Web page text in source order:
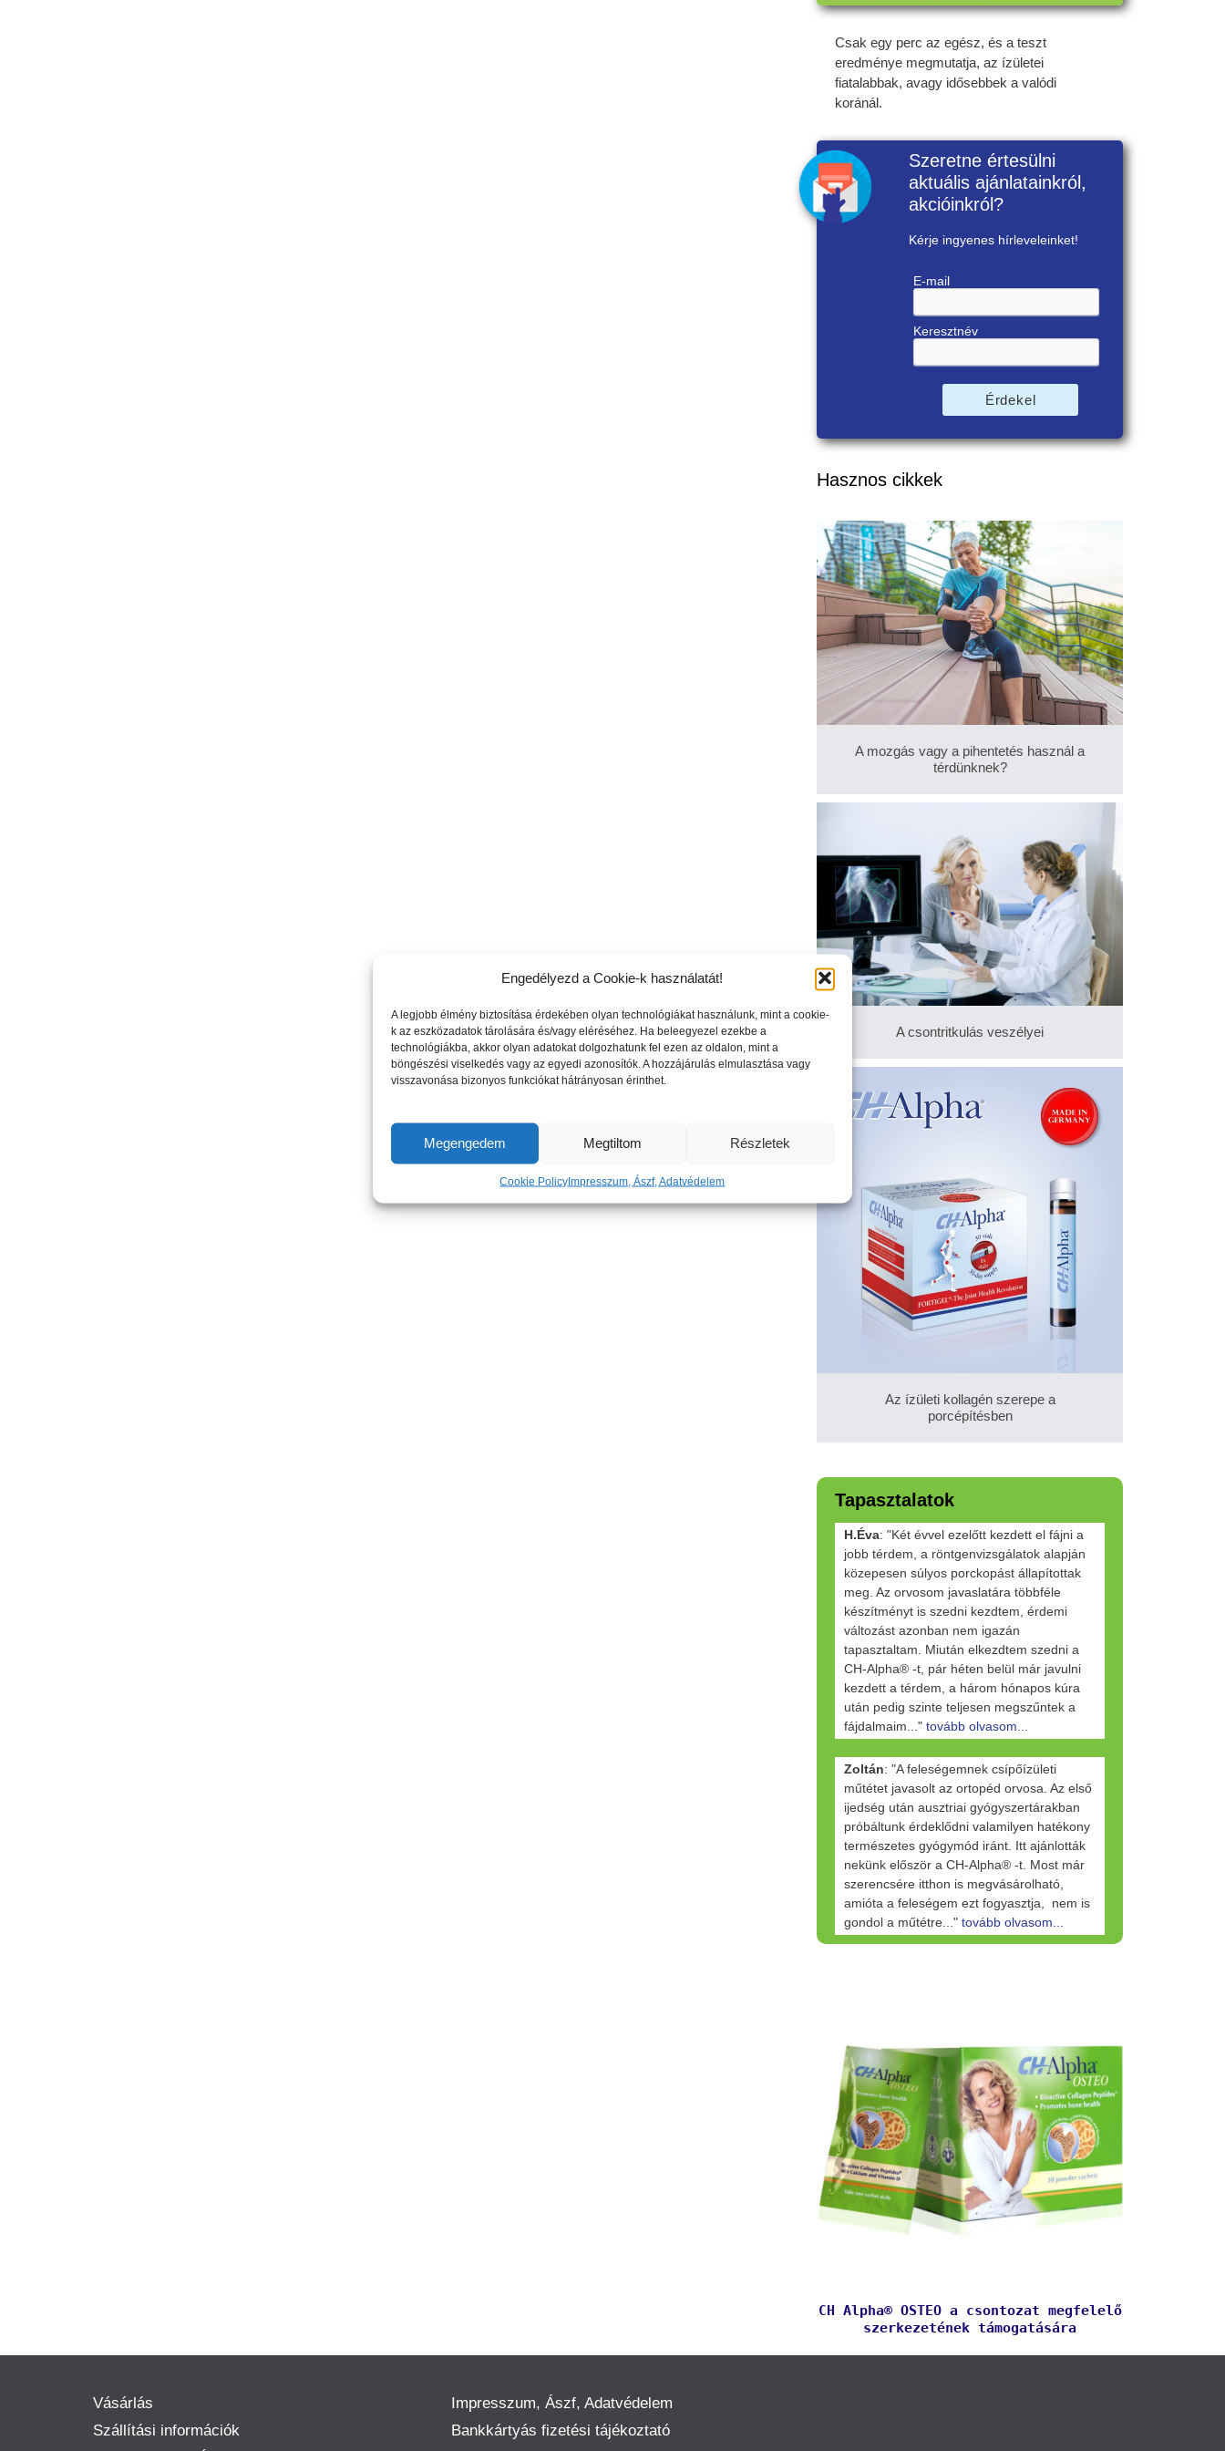
Engedélyezd a Cookie-k használatát!
A legjobb élmény biztosítása érdekében olyan technológiákat használunk, mint a cookie-
k az eszközadatok tárolására és/vagy eléréséhez. Ha beleegyezel ezekbe a
technológiákba, akkor olyan adatokat dolgozhatunk fel ezen az oldalon, mint a
böngészési viselkedés vagy az egyedi azonosítók. A hozzájárulás elmulasztása vagy
visszavonása bizonyos funkciókat hátrányosan érinthet.
Megengedem Megtiltom Részletek
Cookie PolicyImpresszum, Ászf, Adatvédelem
Csak egy perc az egész, és a teszt
eredménye megmutatja, az ízületei
fiatalabbak, avagy idősebbek a valódi
koránál.
Szeretne értesülni
aktuális ajánlatainkról,
akcióinkról?
Kérje ingyenes hírleveleinket!
E-mail
Keresztnév
Érdekel
Hasznos cikkek
A mozgás vagy a pihentetés használ a
térdünknek?
A csontritkulás veszélyei
Az ízületi kollagén szerepe a
porcépítésben
Tapasztalatok
H.Éva: "Két évvel ezelőtt kezdett el fájni a
jobb térdem, a röntgenvizsgálatok alapján
közepesen súlyos porckopást állapítottak
meg. Az orvosom javaslatára többféle
készítményt is szedni kezdtem, érdemi
változást azonban nem igazán
tapasztaltam. Miután elkezdtem szedni a
CH-Alpha® -t, pár héten belül már javulni
kezdett a térdem, a három hónapos kúra
után pedig szinte teljesen megszűntek a
fájdalmaim..." tovább olvasom...
Zoltán: "A feleségemnek csípőízületi
műtétet javasolt az ortopéd orvosa. Az első
ijedség után ausztriai gyógyszertárakban
próbáltunk érdeklődni valamilyen hatékony
természetes gyógymód iránt. Itt ajánlották
nekünk először a CH-Alpha® -t. Most már
szerencsére itthon is megvásárolható,
amióta a feleségem ezt fogyasztja, nem is
gondol a műtétre..." tovább olvasom...
CH Alpha® OSTEO a csontozat megfelelő
szerkezetének támogatására
Vásárlás
Szállítási információk
Impresszum, Ászf, Adatvédelem
Bankkártyás fizetési tájékoztató